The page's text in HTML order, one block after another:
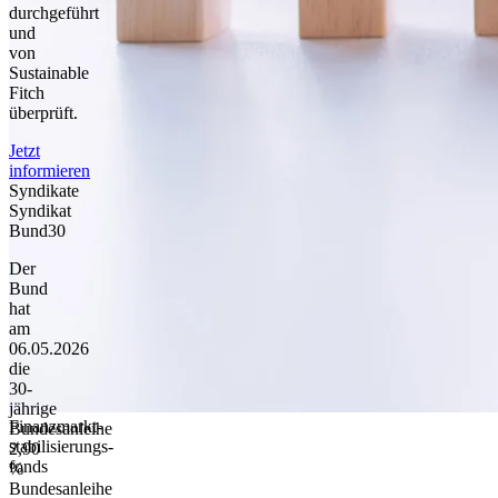
Finanzmarkt­
stabilisierungs­
fonds
durchgeführt
und
von
Sustainable
Fitch
überprüft.
Jetzt
informieren
Syndikate
Syndikat
Bund30
Der
Bund
hat
am
06.05.2026
die
30-
jährige
Bundesanleihe
2,90
%
Bundesanleihe